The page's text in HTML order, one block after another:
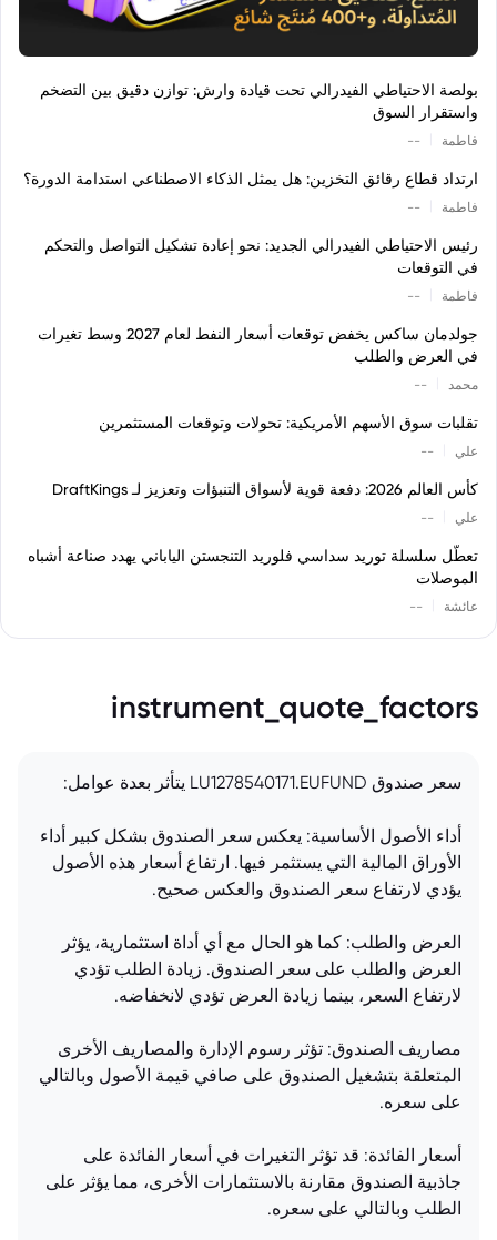
بولصة الاحتياطي الفيدرالي تحت قيادة وارش: توازن دقيق بين التضخم
واستقرار السوق
فاطمة --
ارتداد قطاع رقائق التخزين: هل يمثل الذكاء الاصطناعي استدامة الدورة؟
فاطمة --
رئيس الاحتياطي الفيدرالي الجديد: نحو إعادة تشكيل التواصل والتحكم
في التوقعات
فاطمة --
جولدمان ساكس يخفض توقعات أسعار النفط لعام 2027 وسط تغيرات
في العرض والطلب
محمد --
تقلبات سوق الأسهم الأمريكية: تحولات وتوقعات المستثمرين
علي --
كأس العالم 2026: دفعة قوية لأسواق التنبؤات وتعزيز لـ DraftKings
علي --
تعطّل سلسلة توريد سداسي فلوريد التنجستن الياباني يهدد صناعة أشباه
الموصلات
عائشة --
instrument_quote_factors
سعر صندوق LU1278540171.EUFUND يتأثر بعدة عوامل:
أداء الأصول الأساسية: يعكس سعر الصندوق بشكل كبير أداء
الأوراق المالية التي يستثمر فيها. ارتفاع أسعار هذه الأصول
يؤدي لارتفاع سعر الصندوق والعكس صحيح.
العرض والطلب: كما هو الحال مع أي أداة استثمارية، يؤثر
العرض والطلب على سعر الصندوق. زيادة الطلب تؤدي
لارتفاع السعر، بينما زيادة العرض تؤدي لانخفاضه.
مصاريف الصندوق: تؤثر رسوم الإدارة والمصاريف الأخرى
المتعلقة بتشغيل الصندوق على صافي قيمة الأصول وبالتالي
على سعره.
أسعار الفائدة: قد تؤثر التغيرات في أسعار الفائدة على
جاذبية الصندوق مقارنة بالاستثمارات الأخرى، مما يؤثر على
الطلب وبالتالي على سعره.